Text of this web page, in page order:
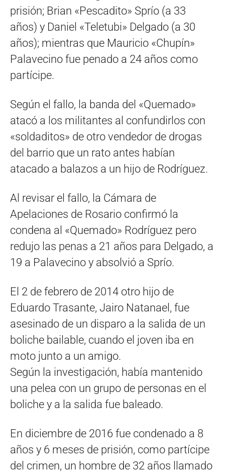
prisión; Brian «Pescadito» Sprío (a 33
años) y Daniel «Teletubi» Delgado (a 30
años); mientras que Mauricio «Chupín»
Palavecino fue penado a 24 años como
partícipe.
Según el fallo, la banda del «Quemado»
atacó a los militantes al confundirlos con
«soldaditos» de otro vendedor de drogas
del barrio que un rato antes habían
atacado a balazos a un hijo de Rodríguez.
Al revisar el fallo, la Cámara de
Apelaciones de Rosario confirmó la
condena al «Quemado» Rodríguez pero
redujo las penas a 21 años para Delgado, a
19 a Palavecino y absolvió a Sprío.
El 2 de febrero de 2014 otro hijo de
Eduardo Trasante, Jairo Natanael, fue
asesinado de un disparo a la salida de un
boliche bailable, cuando el joven iba en
moto junto a un amigo.
Según la investigación, había mantenido
una pelea con un grupo de personas en el
boliche y a la salida fue baleado.
En diciembre de 2016 fue condenado a 8
años y 6 meses de prisión, como partícipe
del crimen, un hombre de 32 años llamado